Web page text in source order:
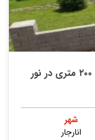
شهر
انارجار